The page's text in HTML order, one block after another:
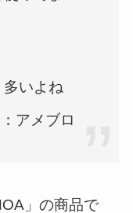
いよね
アメブロ
」の商品で